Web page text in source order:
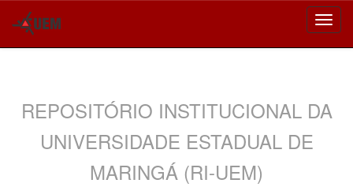
REPOSITÓRIO INSTITUCIONAL DA
UNIVERSIDADE ESTADUAL DE
MARINGÁ (RI-UEM)